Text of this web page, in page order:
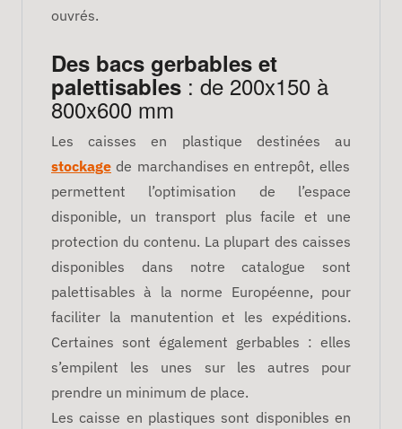
ouvrés.
Des bacs gerbables et
palettisables : de 200x150 à
800x600 mm
Les caisses en plastique destinées au
stockage de marchandises en entrepôt, elles
permettent l’optimisation de l’espace
disponible, un transport plus facile et une
protection du contenu. La plupart des caisses
disponibles dans notre catalogue sont
palettisables à la norme Européenne, pour
faciliter la manutention et les expéditions.
Certaines sont également gerbables : elles
s’empilent les unes sur les autres pour
prendre un minimum de place.
Les caisse en plastiques sont disponibles en